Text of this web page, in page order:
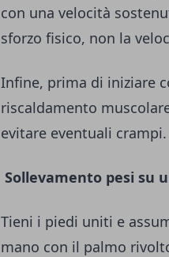
con una velocità
sforzo fisico, non la
Infine, prima di iniziare
riscaldamento
evitare eventuali crampi.
Sollevamento pesi su
Tieni i piedi uniti e
mano con il palmo